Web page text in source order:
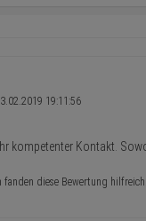
19:11:56
kompetenter Kontakt.
fanden diese Bewertung hilfreich.